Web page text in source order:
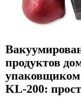
продуктов
KL-200: